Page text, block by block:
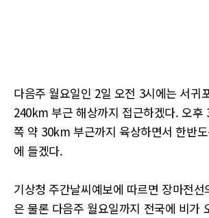
다음주 월요일인 2일 오전 3시에는 서귀
240km 부근 해상까지 접근하겠다. 오후
쪽 약 30km 부근까지 육상하면서 한반
에 들겠다.
기상청 주간날씨예보에 따르면 장마전
은 물론 다음주 월요일까지 전국에 비가